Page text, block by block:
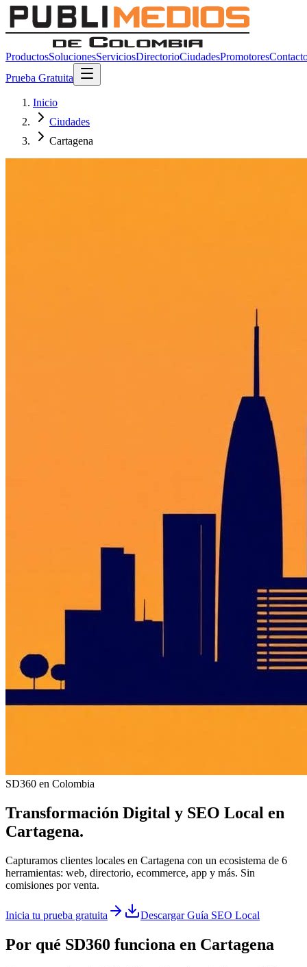
ProductosSolucionesServiciosDirectorioCiudadesPromotores
Prueba Gratuita
Inicio
Ciudades
Cartagena
SD360 en Colombia
Transformación Digital y SEO Local en
Cartagena.
Capturamos clientes locales en Cartagena con un ecosistema de 6
herramientas: web, directorio, ecommerce, app y más. Sin
comisiones por venta.
Inicia tu prueba gratuita Descargar Guía SEO Local
Por qué SD360 funciona en Cartagena